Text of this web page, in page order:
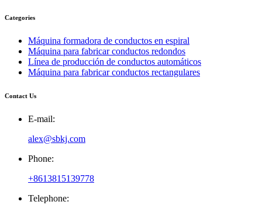
Categories
Máquina formadora de conductos en espiral
Máquina para fabricar conductos redondos
Línea de producción de conductos automáticos
Máquina para fabricar conductos rectangulares
Contact Us
E-mail:
alex@sbkj.com
Phone:
+8613815139778
Telephone: